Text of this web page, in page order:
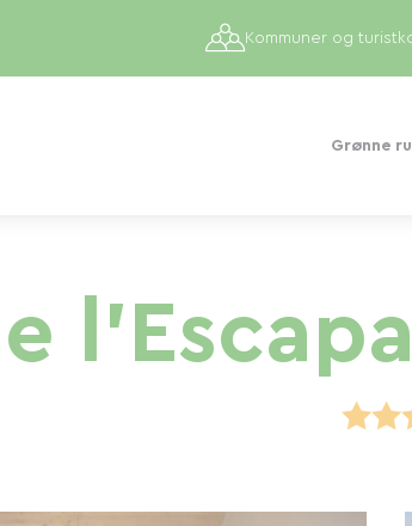
Grønne
Kommuner og